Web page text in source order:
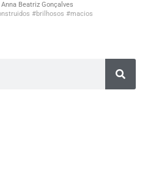
Beatriz Gonçalves
#brilhosos #macios